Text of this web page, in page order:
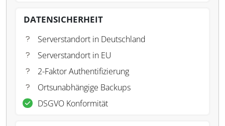
DATENSICHERHEIT
Serverstandort in Deutschland
Serverstandort in EU
2-Faktor Authentifizierung
Ortsunabhängige Backups
DSGVO Konformität